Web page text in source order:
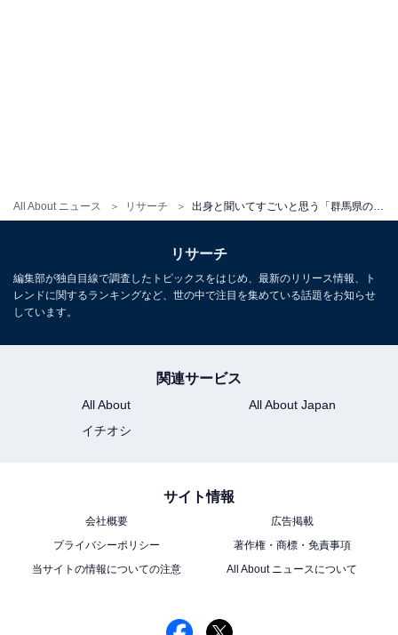
All About ニュース リサーチ
リサーチ
編集部が独自目線で調査したトピックスをはじめ、最新のリリース情報、ト
レンドに関するランキングなど、世の中で注目を集めている話題をお知らせ
しています。
関連サービス
All About
All About Japan
イチオシ
サイト情報
会社概要
広告掲載
プライバシーポリシー
著作権・商標・免責事項
当サイトの情報についての注意
All About ニュースについて